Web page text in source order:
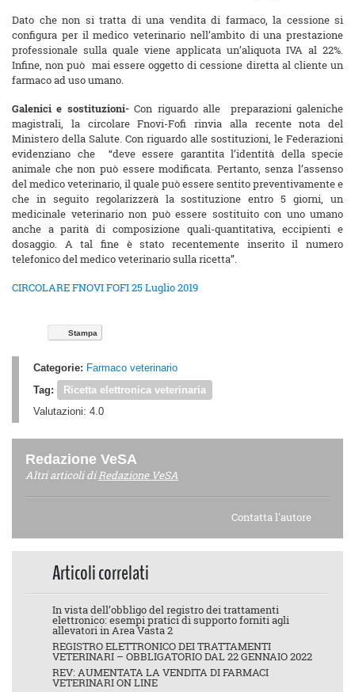
Dato che non si tratta di una vendita di farmaco, la cessione si
configura per il medico veterinario nell’ambito di una prestazione
professionale sulla quale viene applicata un’aliquota IVA al 22%.
Infine, non può mai essere oggetto di cessione diretta al cliente un
farmaco ad uso umano.
Galenici e sostituzioni-Con riguardo alle preparazioni galeniche
magistrali, la circolare Fnovi-Fofi rinvia alla recente nota del
Ministero della Salute. Con riguardo alle sostituzioni, le Federazioni
evidenziano che “deve essere garantita l’identità della specie
animale che non può essere modificata. Pertanto, senza l’assenso
del medico veterinario, il quale può essere sentito preventivamente e
che in seguito regolarizzerà la sostituzione entro 5 giorni, un
medicinale veterinario non può essere sostituito con uno umano
anche a parità di composizione quali-quantitativa, eccipienti e
dosaggio. A tal fine è stato recentemente inserito il numero
telefonico del medico veterinario sulla ricetta”.
CIRCOLARE FNOVI FOFI 25 Luglio 2019
Stampa
Categorie: Farmaco veterinario
Tag:
Ricetta elettronica veterinaria
Valutazioni: 4.0
Redazione VeSA
Altri articoli diRedazione VeSA
Contatta l'autore
Articoli correlati
In vista dell’obbligo del registro dei trattamenti
elettronico: esempi pratici di supporto forniti agli
allevatori in Area Vasta 2
REGISTRO ELETTRONICO DEI TRATTAMENTI
VETERINARI – OBBLIGATORIO DAL 22 GENNAIO 2022
REV: AUMENTATA LA VENDITA DI FARMACI
VETERINARI ON LINE